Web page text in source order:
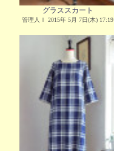
グラススカート
管理人Ｉ 2015年 5月 7日(木) 17:19